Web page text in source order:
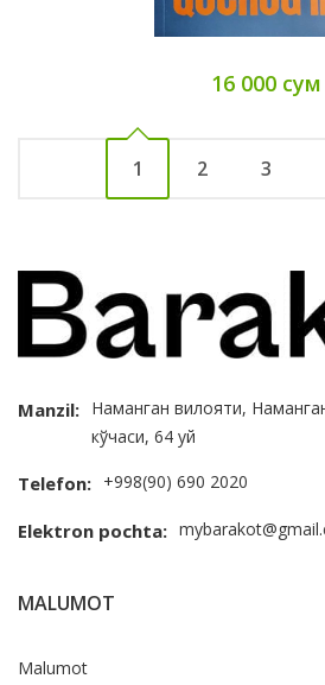
16 000 сум
1 2 3
Manzil: Наманган вилояти,
кўчаси, 64 уй
Telefon: +998(90) 690 2020
Elektron pochta:
MALUMOT
Malumot